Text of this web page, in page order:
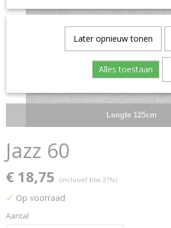
Lengte 125cm
Jazz 60
€ 18,75 (inclusief btw 21%)
✓ Op voorraad
Aantal
Later opnieuw tonen
Alles toestaan